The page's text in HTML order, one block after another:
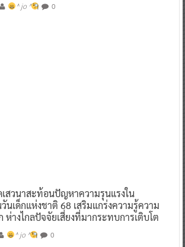
^ jo ^ 0
เสวนาสะท้อนปัญหาความรุนแรงใน
นเด็กแห่งชาติ 68 เสริมแกร่งความรู้ความ
ห่างไกลปัจจัยเสี่ยงที่มากระทบการเติบโต
^ jo ^ 0